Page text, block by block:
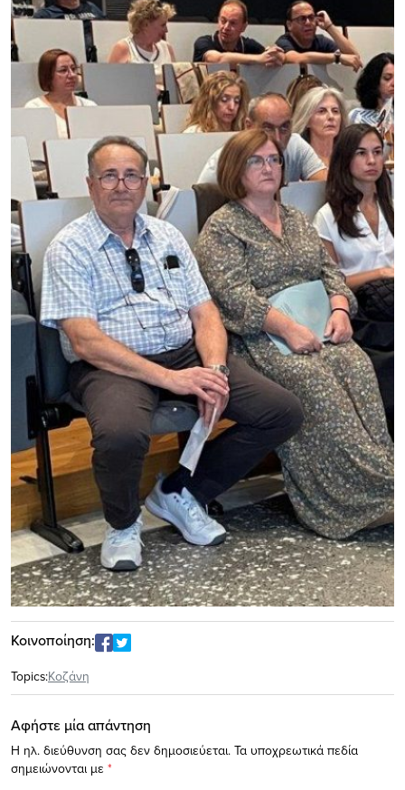
Κοινοποίηση:
Topics:Κοζάνη
Αφήστε μία απάντηση
Η ηλ. διεύθυνση σας δεν δημοσιεύεται. Τα υποχρεωτικά πεδία
σημειώνονται με *